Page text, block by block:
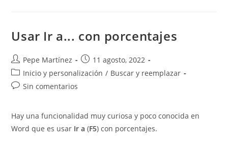
Usar Ir a... con porcentajes
Autor
de
la
entrada:
Pepe Martínez
Publicación
de
11 agosto, 2022
Categoría
de
Inicio y personalización / Buscar y reemplazar
Comentarios
entrada:
Sin comentarios
Hay una funcionalidad muy curiosa y poco conocida en
Word que es usar Ir a (F5) con porcentajes.